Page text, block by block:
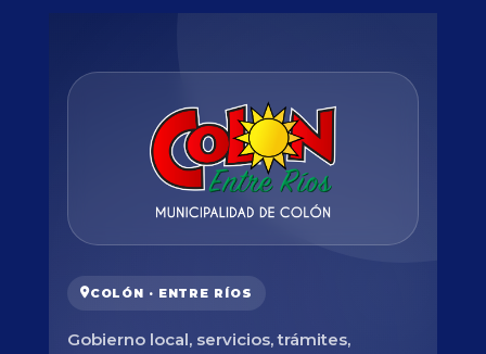
COLÓN · ENTRE RÍOS
Gobierno local, servicios, trámites,